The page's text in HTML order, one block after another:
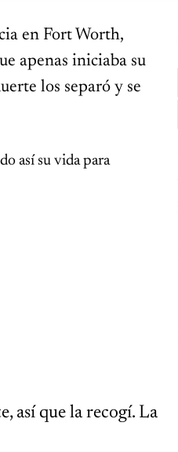
en Fort Worth,
apenas iniciaba su
los separó y se
así su vida para
así que la recogí. La